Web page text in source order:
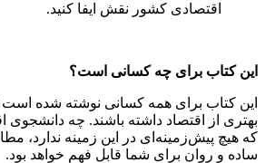
اقتصادی کشور نقش ایفا کنید.
این کتاب برای چه کسانی است؟
این کتاب برای همه کسانی نوشته شده
بهتری از اقتصاد داشته باشند. چه دانشجوی
که هیچ پیش‌زمینه‌ای در این زمینه ندارد،
ساده و روان برای شما قابل فهم خواهد بود.